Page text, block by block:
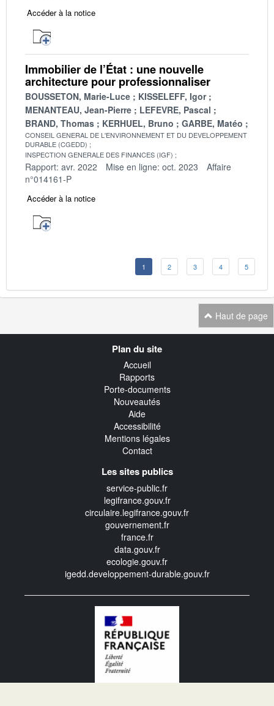
Accéder à la notice
Immobilier de l’État : une nouvelle
architecture pour professionnaliser
BOUSSETON, Marie-Luce
KISSELEFF, Igor
MENANTEAU, Jean-Pierre
LEFEVRE, Pascal
BRAND, Thomas
KERHUEL, Bruno GARBE, Matéo
CONSEIL GENERAL DE L'ENVIRONNEMENT ET DU DEVELOPPEMENT
DURABLE (CGEDD)
INSPECTION GENERALE DES FINANCES (IGF)
Rapport: avr. 2022 Mise en ligne: oct. 2023
Affaire
n°014161-P
Accéder à la notice
1 2 3 4 5
Haut de page
Plan du site
Accueil
Rapports
Porte-documents
Nouveautés
Aide
Accessibilité
Mentions légales
Contact
Les sites publics
service-public.fr
legifrance.gouv.fr
circulaire.legifrance.gouv.fr
gouvernement.fr
france.fr
data.gouv.fr
ecologie.gouv.fr
igedd.developpement-durable.gouv.fr